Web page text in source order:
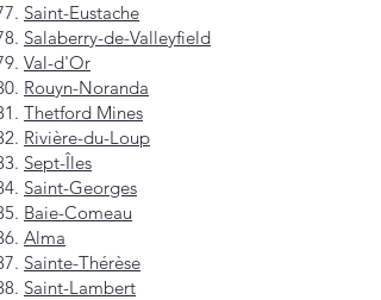
Saint-Eustache
Salaberry-de-Valleyfield
Val-d'Or
Rouyn-Noranda
Thetford Mines
Rivière-du-Loup
Sept-Îles
Saint-Georges
Baie-Comeau
Alma
Sainte-Thérèse
Saint-Lambert